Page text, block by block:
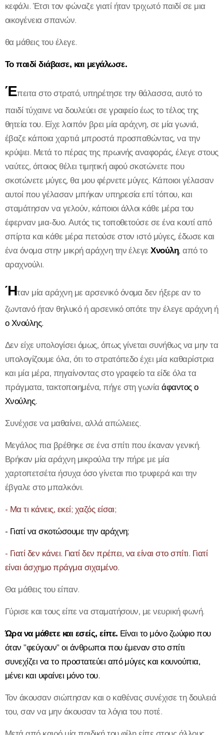
κεφάλι. Έτσι τον φώναζε γιατί ήταν τριχωτό παιδί σε μια
οικογένεια σπανών.
θα μάθεις του έλεγε.
Το παιδί διάβασε, και μεγάλωσε.
Έπειτα στο στρατό, υπηρέτησε την θάλασσα, αυτό το
παιδί τύχαινε να δουλεύει σε γραφείο έως το τέλος της
θητεία του. Είχε λοιπόν βρει μία αράχνη, σε μία γωνιά,
έβαζε κάποια χαρτιά μπροστά προσπαθώντας, να την
κρύψει. Μετά το πέρας της πρωινής αναφοράς, έλεγε στους
ναύτες, όποιος θέλει τιμητική αφού σκοτώνετε που
σκοτώνετε μύγες, θα μου φέρνετε μύγες. Κάποιοι γέλασαν
αυτοί που γέλασαν μπήκαν υπηρεσία επί τόπου, και
σταμάτησαν να γελούν, κάποιοι άλλοι κάθε μέρα του
έφερναν μια-δυο. Αυτός τις τοποθετούσε σε ένα κουτί από
σπίρτα και κάθε μέρα πετούσε στον ιστό μύγες, έδωσε και
ένα όνομα στην μικρή αράχνη την έλεγε Χνούλη, από το
αραχνούλι.
Ήταν μία αράχνη με αρσενικό όνομα δεν ήξερε αν το
ζωντανό ήταν θηλυκό ή αρσενικό οπότε την έλεγε αράχνη ή
ο Χνούλης.
Δεν είχε υπολογίσει όμως, όπως γίνεται συνήθως να μην τα
υπολογίζουμε όλα, ότι το στρατόπεδο έχει μία καθαρίστρια
και μία μέρα, πηγαίνοντας στο γραφείο τα είδε όλα τα
πράγματα, τακτοποιημένα, πήγε στη γωνίαάφαντος ο
Χνούλης.
Συνέχισε να μαθαίνει, αλλά απώλειες.
Μεγάλος πια βρέθηκε σε ένα σπίτι που έκαναν γενική.
Βρήκαν μία αράχνη μικρούλα την πήρε με μία
χαρτοπετσέτα ήσυχα όσο γίνεται πιο τρυφερά και την
έβγαλε στο μπαλκόνι.
- Μα τι κάνεις, εκεί; χαζός είσαι;
- Γιατί να σκοτώσουμε την αράχνη;
- Γιατί δεν κάνει. Γιατί δεν πρέπει, να είναι στο σπίτι. Γιατί
είναι άσχημο πράγμα σιχαμένο.
Θα μάθεις του είπαν.
Γύρισε και τους είπε να σταματήσουν, με νευρική φωνή.
Ώρα να μάθετε και εσείς, είπε. Είναι το μόνο ζωύφιο που
όταν "φεύγουν" οι άνθρωποι που έμεναν στο σπίτι
συνεχίζει να το προστατεύει από μύγες και κουνούπια,
μένει και υφαίνει μόνο του.
Τον άκουσαν σιώπησαν και ο καθένας συνέχισε τη δουλειά
του, σαν να μην άκουσαν τα λόγια του ποτέ.